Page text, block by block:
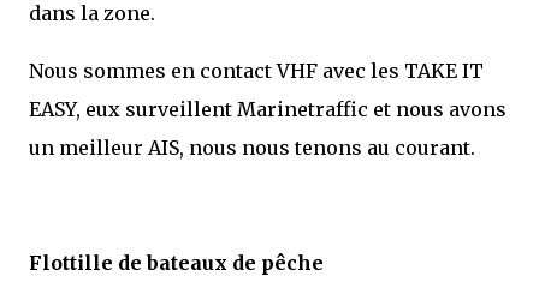
dans la zone.
Nous sommes en contact VHF avec les TAKE IT
EASY, eux surveillent Marinetraffic et nous avons
un meilleur AIS, nous nous tenons au courant.
Flottille de bateaux de pêche